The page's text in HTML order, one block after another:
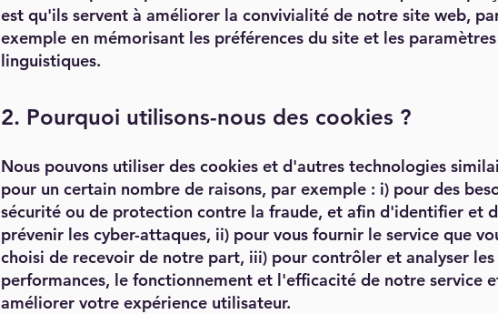
est qu'ils servent à améliorer la convivialité de notre site web,
exemple en mémorisant les préférences du site et les paramètres
linguistiques.
2. Pourquoi utilisons-nous des cookies ?
Nous pouvons utiliser des cookies et d'autres technologies
pour un certain nombre de raisons, par exemple : i) pour des
sécurité ou de protection contre la fraude, et afin d'identifier et
prévenir les cyber-attaques, ii) pour vous fournir le service que
choisi de recevoir de notre part, iii) pour contrôler et analyser les
performances, le fonctionnement et l'efficacité de notre service
améliorer votre expérience utilisateur.